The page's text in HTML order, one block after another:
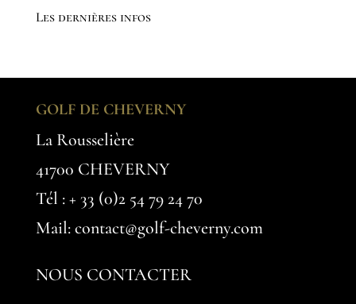
Les dernières infos
GOLF DE CHEVERNY
La Rousselière
41700 CHEVERNY
Tél :+ 33 (0)2 54 79 24 70
Mail: contact@golf-cheverny.com
NOUS CONTACTER